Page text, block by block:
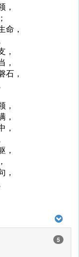
，
命，
，
，
石，
，
，
，
，
，
5